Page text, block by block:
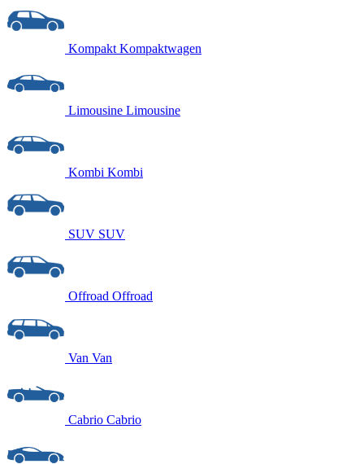
Kompakt Kompaktwagen
Limousine Limousine
Kombi Kombi
SUV SUV
Offroad Offroad
Van Van
Cabrio Cabrio